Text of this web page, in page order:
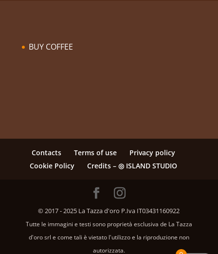
BUY COFFEE
Contacts Terms of use
Privacy policy
Cookie Policy
Credits – ◎ ISLAND STUDIO
© 2017 - 2025 La Tazza d'oro P.Iva IT03431160922
Tutte le immagini e testi sono proprietà esclusiva de La Tazza
d'oro srl e come tali è vietato l'utilizzo e la riproduzione non
autorizzata.